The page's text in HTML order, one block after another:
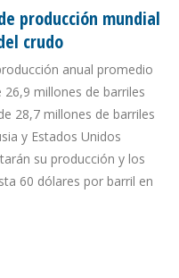
producción mundial
crudo
anual promedio
26,9 millones de barriles
28,7 millones de barriles
y Estados Unidos
su producción y los
60 dólares por barril en